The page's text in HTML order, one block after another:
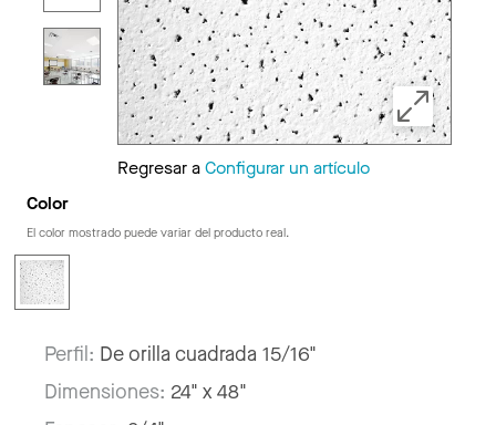
Regresar aConfigurar un artículo
Color
El color mostrado puede variar del producto real.
Perfil: De orilla cuadrada 15/16"
Dimensiones: 24" x 48"